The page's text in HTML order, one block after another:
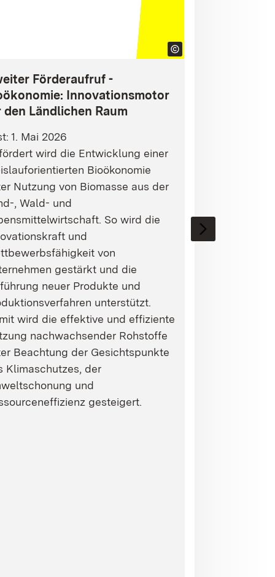
Förderaufruf -
Innovationsmotor
den Ländlichen Raum
1. Mai 2026
wird die Entwicklung einer
Bioökonomie
Nutzung von Biomasse aus der
, Wald- und
So wird die
und
von
gestärkt und die
neuer Produkte und
unterstützt.
wird die effektive und effiziente
nachwachsender Rohstoffe
Beachtung der Gesichtspunkte
Klimaschutzes, der
und
gesteigert.